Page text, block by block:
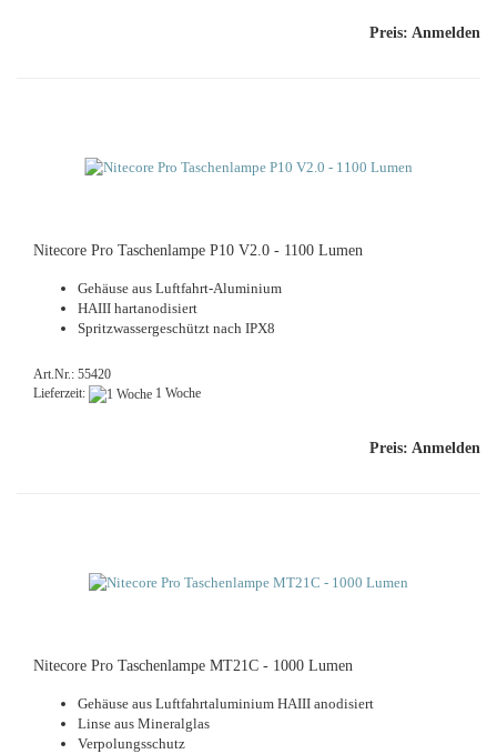
Preis: Anmelden
Ni­te­co­re Pro Ta­schen­lam­pe P10 V2.0 - 1100 Lumen
Ge­häu­se aus Luftfahrt-​Aluminium
HAIII har­t­an­o­di­siert
Spritz­was­ser­ge­schützt nach IPX8
Art.Nr.: 55420
Lieferzeit:
1 Woche
Preis: Anmelden
Ni­te­co­re Pro Ta­schen­lam­pe MT21C - 1000 Lumen
Ge­häu­se aus Luft­fahr­talu­mi­ni­um HAIII an­o­di­siert
Linse aus Mi­ne­ral­glas
Ver­po­lungs­schutz